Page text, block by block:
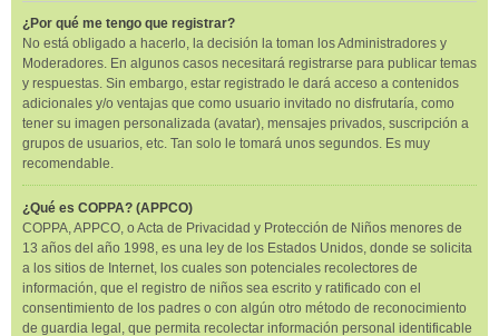
¿Por qué me tengo que registrar?
No está obligado a hacerlo, la decisión la toman los Administradores y
Moderadores. En algunos casos necesitará registrarse para publicar temas
y respuestas. Sin embargo, estar registrado le dará acceso a contenidos
adicionales y/o ventajas que como usuario invitado no disfrutaría, como
tener su imagen personalizada (avatar), mensajes privados, suscripción a
grupos de usuarios, etc. Tan solo le tomará unos segundos. Es muy
recomendable.
¿Qué es COPPA? (APPCO)
COPPA, APPCO, o Acta de Privacidad y Protección de Niños menores de
13 años del año 1998, es una ley de los Estados Unidos, donde se solicita
a los sitios de Internet, los cuales son potenciales recolectores de
información, que el registro de niños sea escrito y ratificado con el
consentimiento de los padres o con algún otro método de reconocimiento
de guardia legal, que permita recolectar información personal identificable